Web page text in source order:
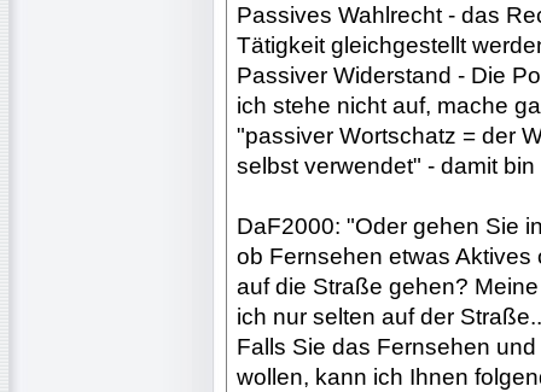
Passives Wahlrecht - das
Tätigkeit gleichgestellt
Passiver Widerstand - Die
ich stehe nicht auf, mache
"passiver Wortschatz = der
selbst verwendet" - damit
DaF2000: "Oder gehen Sie
ob Fernsehen etwas Aktives
auf die Straße gehen?
ich nur selten auf der
Falls Sie das Fernsehen
wollen, kann ich Ihnen